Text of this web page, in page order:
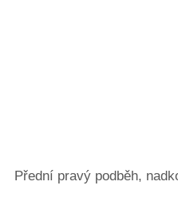
Přední pravý podběh,